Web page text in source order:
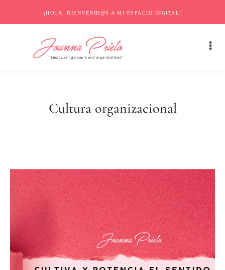
¡HOLA, BIENVENID@S A MI ESPACIO DIGITAL!
Cultura organizacional